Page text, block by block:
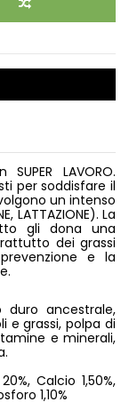
LAVORO.
per soddisfare il
un intenso
LATTAZIONE). La
gli dona una
dei grassi
e la
duro ancestrale,
e grassi, polpa di
e minerali,
Calcio 1,50%,
1,10%